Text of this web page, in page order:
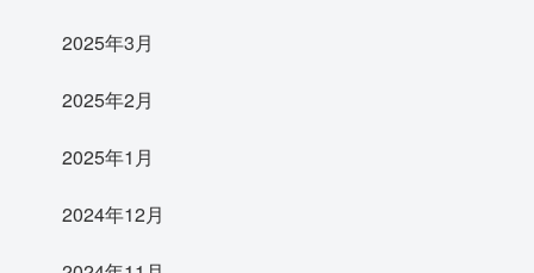
2025年3月
2025年2月
2025年1月
2024年12月